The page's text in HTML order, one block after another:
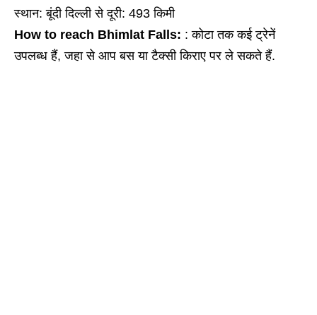
स्थान: बूंदी दिल्ली से दूरी: 493 किमी
How to reach Bhimlat Falls: : कोटा तक कई ट्रेनें
उपलब्ध हैं, जहा से आप बस या टैक्सी किराए पर ले सकते हैं.